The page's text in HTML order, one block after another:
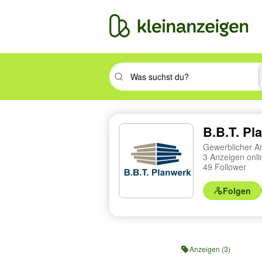
Suchbegriff eingeben. Eingabetaste
B.B.T.
Gewerblicher
3 Anzeigen
49 Follower
Folgen
Anzeigen (3)